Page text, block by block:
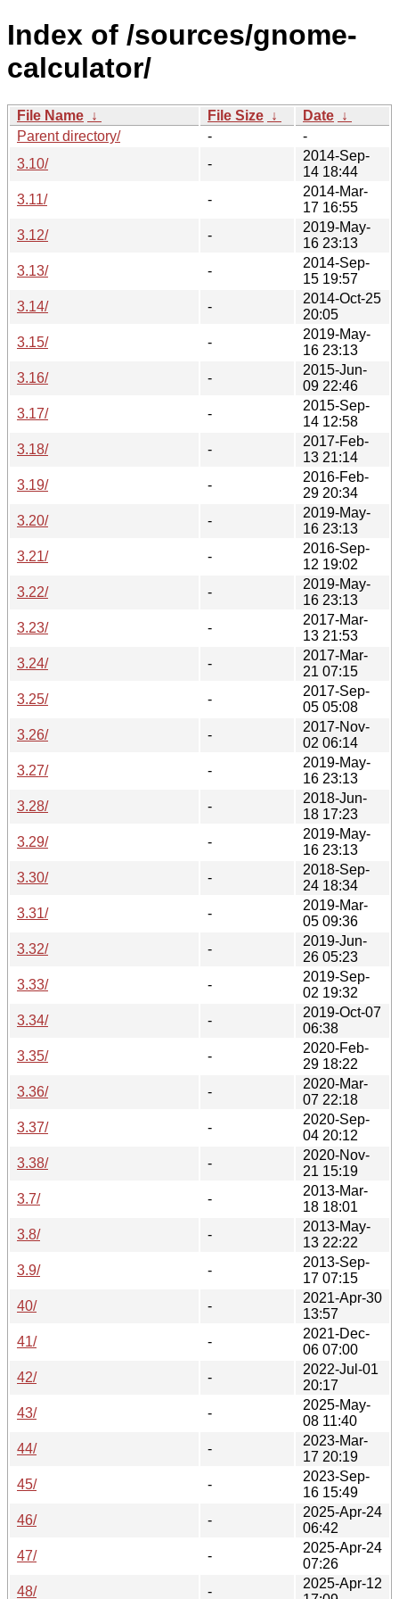
Index of /sources/gnome-
calculator/
File Name ↓ File Size ↓ Date ↓
Parent directory/
-
-
3.10/
-
2014-Sep-
14 18:44
3.11/
-
2014-Mar-
17 16:55
3.12/
-
2019-May-
16 23:13
3.13/
-
2014-Sep-
15 19:57
3.14/
-
2014-Oct-25
20:05
3.15/
-
2019-May-
16 23:13
3.16/
-
2015-Jun-
09 22:46
3.17/
-
2015-Sep-
14 12:58
3.18/
-
2017-Feb-
13 21:14
3.19/
-
2016-Feb-
29 20:34
3.20/
-
2019-May-
16 23:13
3.21/
-
2016-Sep-
12 19:02
3.22/
-
2019-May-
16 23:13
3.23/
-
2017-Mar-
13 21:53
3.24/
-
2017-Mar-
21 07:15
3.25/
-
2017-Sep-
05 05:08
3.26/
-
2017-Nov-
02 06:14
3.27/
-
2019-May-
16 23:13
3.28/
-
2018-Jun-
18 17:23
3.29/
-
2019-May-
16 23:13
3.30/
-
2018-Sep-
24 18:34
3.31/
-
2019-Mar-
05 09:36
3.32/
-
2019-Jun-
26 05:23
3.33/
-
2019-Sep-
02 19:32
3.34/
-
2019-Oct-07
06:38
3.35/
-
2020-Feb-
29 18:22
3.36/
-
2020-Mar-
07 22:18
3.37/
-
2020-Sep-
04 20:12
3.38/
-
2020-Nov-
21 15:19
3.7/
-
2013-Mar-
18 18:01
3.8/
-
2013-May-
13 22:22
3.9/
-
2013-Sep-
17 07:15
40/
-
2021-Apr-30
13:57
41/
-
2021-Dec-
06 07:00
42/
-
2022-Jul-01
20:17
43/
-
2025-May-
08 11:40
44/
-
2023-Mar-
17 20:19
45/
-
2023-Sep-
16 15:49
46/
-
2025-Apr-24
06:42
47/
-
2025-Apr-24
07:26
48/
-
2025-Apr-12